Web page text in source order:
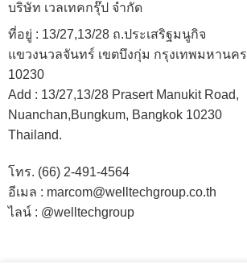
บริษัท เวลเทคกรุ๊ป จำกัด
ที่อยู่ : 13/27,13/28 ถ.ประเสริฐมนูกิจ
แขวงนวลจันทร์ เขตบึงกุ่ม กรุงเทพมหานคร
10230
Add : 13/27,13/28 Prasert Manukit Road,
Nuanchan,Bungkum, Bangkok 10230
Thailand.
โทร. (66) 2-491-4564
อีเมล : marcom@welltechgroup.co.th
ไลน์ : @welltechgroup